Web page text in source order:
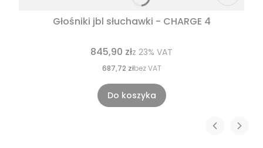
Głośniki jbl słuchawki - CHARGE 4
845,90 złz 23% VAT
687,72 złbez VAT
Do koszyka